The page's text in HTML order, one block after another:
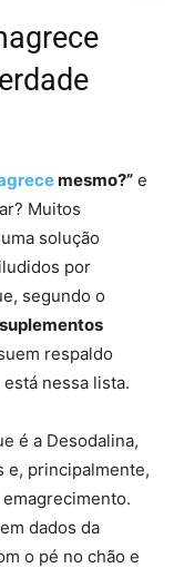
mesmo?” e
Muitos
solução
por
segundo o
respaldo
nessa lista.
é a Desodalina,
e, principalmente,
dados da
o pé no chão e